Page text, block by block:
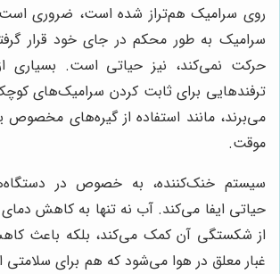
روی سرامیک هم‌تراز شده است، ضروری است.
سرامیک به طور محکم در جای خود قرار
حرکت نمی‌کند، نیز حیاتی است. بسیاری از
ترفندهایی برای ثابت کردن سرامیک‌های کوچک
می‌برند، مانند استفاده از گیره‌های
موقت.
سیستم خنک‌کننده، به خصوص در
حیاتی ایفا می‌کند. آب نه تنها به کاهش
از شکستگی آن کمک می‌کند، بلکه باعث
غبار معلق در هوا می‌شود که هم برای سلامتی